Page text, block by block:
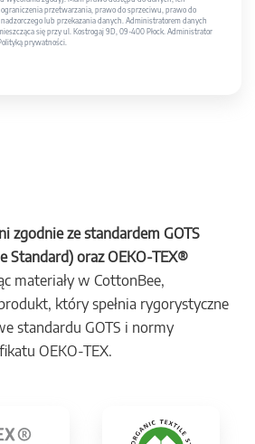
przetwarzania, prawo do sprzeciwu, prawo do
lub przekazania danych. Administratorem danych
się przy ul. Kostrogaj 9D, 09-400 Płock. Administrator
prywatności.
zgodnie ze standardem GOTS
Standard) oraz OEKO-TEX®
materiały w CottonBee,
który spełnia rygorystyczne
standardu GOTS i normy
OEKO-TEX.